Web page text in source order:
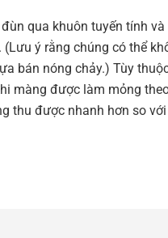
qua khuôn tuyến tính và
ý rằng chúng có thể
bán nóng chảy.) Tùy
màng được làm mỏng
thu được nhanh hơn so